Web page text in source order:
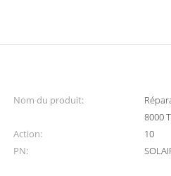
Nom du produit:
8000
Action:
10
PN: